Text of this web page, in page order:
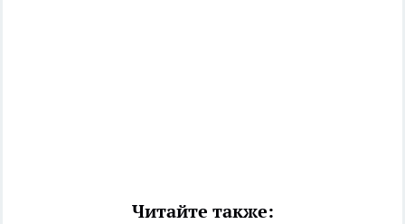
Читайте также: